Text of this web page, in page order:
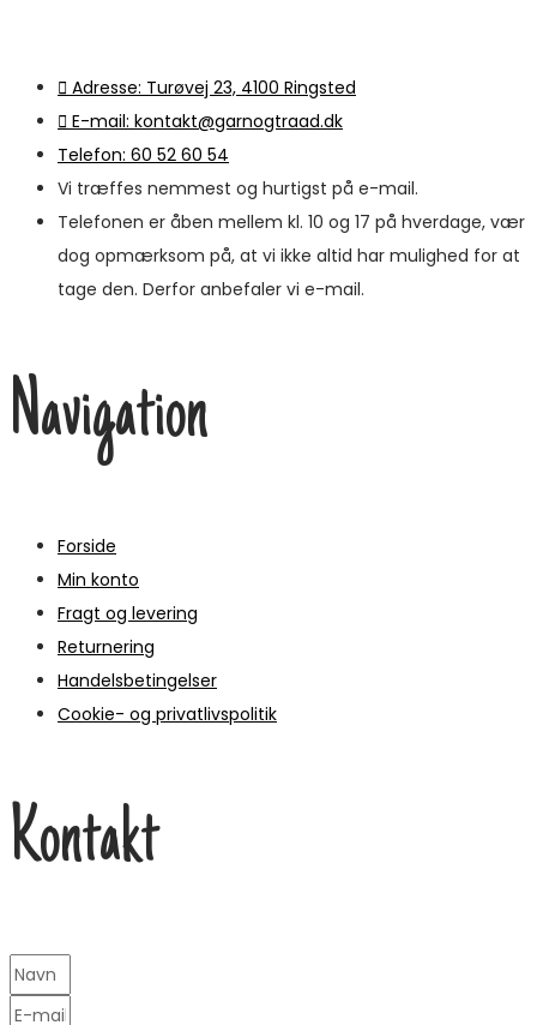
Adresse: Turøvej 23, 4100 Ringsted
E-mail: kontakt@garnogtraad.dk
Telefon: 60 52 60 54
Vi træffes nemmest og hurtigst på e-mail.
Telefonen er åben mellem kl. 10 og 17 på hverdage, vær
dog opmærksom på, at vi ikke altid har mulighed for at
tage den. Derfor anbefaler vi e-mail.
Navigation
Forside
Min konto
Fragt og levering
Returnering
Handelsbetingelser
Cookie- og privatlivspolitik
Kontakt